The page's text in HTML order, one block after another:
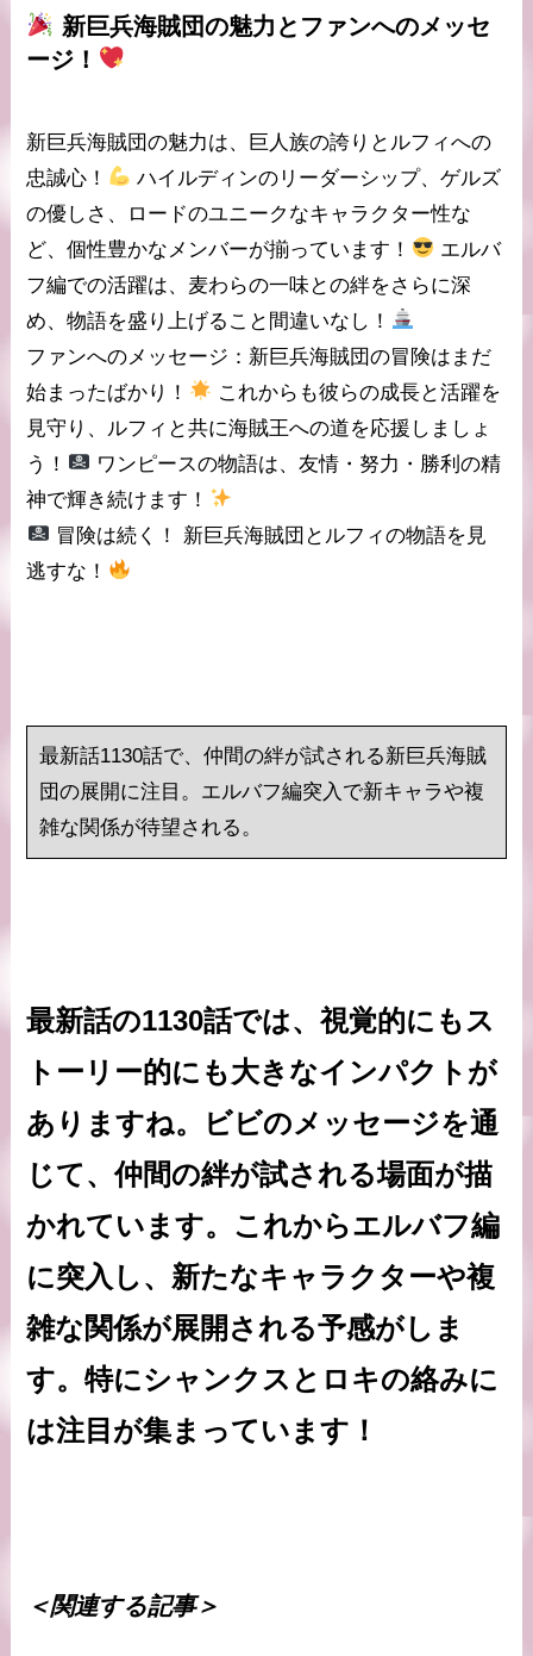
新巨兵海賊団の魅力とファンへのメッセ
ージ！
新巨兵海賊団の魅力は、 巨人族の誇り と ルフィへの
忠誠心 ！
ハイルディンのリーダーシップ、ゲルズ
の優しさ、ロードのユニークなキャラクター性な
ど、個性豊かなメンバーが揃っています！
エルバ
フ編での活躍は、 麦わらの一味 との絆をさらに深
め、物語を盛り上げること間違いなし！
ファンへのメッセージ： 新巨兵海賊団の冒険はまだ
始まったばかり！
これからも彼らの成長と活躍を
見守り、 ルフィ と共に海賊王への道を応援しましょ
う！
ワンピースの物語は、友情・努力・勝利の精
神で輝き続けます！
冒険は続く！
新巨兵海賊団とルフィの物語を見
逃すな！
最新話1130話で、仲間の絆が試される新巨兵海賊
団の展開に注目。エルバフ編突入で新キャラや複
雑な関係が待望される。
最新話の1130話では、視覚的にもス
トーリー的にも大きなインパクトが
ありますね。ビビのメッセージを通
じて、仲間の絆が試される場面が描
かれています。これからエルバフ編
に突入し、新たなキャラクターや複
雑な関係が展開される予感がしま
す。特にシャンクスとロキの絡みに
は注目が集まっています！
＜関連する記事＞